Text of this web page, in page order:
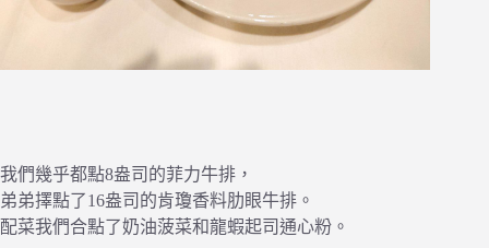
我們幾乎都點8盎司的菲力牛排，
弟弟擇點了16盎司的肯瓊香料肋眼牛排。
配菜我們合點了奶油菠菜和龍蝦起司通心粉。